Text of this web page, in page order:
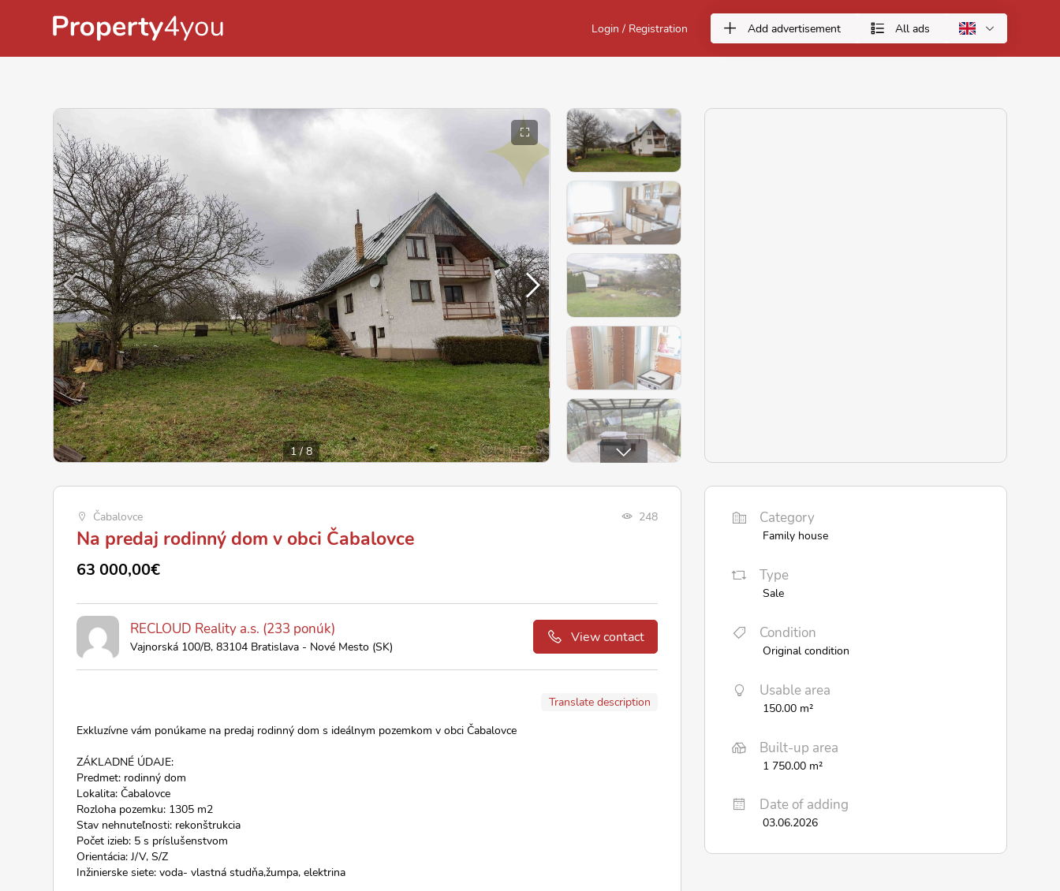
Login / Registration Add advertisement All ads
1/8
Čabalovce 248
Na predaj rodinný dom v obci Čabalovce
63 000,00€
RECLOUD Reality a.s. (233 ponúk)
Vajnorská 100/B, 83104 Bratislava - Nové Mesto (SK)
View contact
Translate description
Exkluzívne vám ponúkame na predaj rodinný dom s ideálnym pozemkom v obci Čabalovce
ZÁKLADNÉ ÚDAJE:
Predmet: rodinný dom
Lokalita: Čabalovce
Rozloha pozemku: 1305 m2
Stav nehnuteľnosti: rekonštrukcia
Počet izieb: 5 s príslušenstvom
Orientácia: J/V, S/Z
Inžinierske siete: voda- vlastná studňa,žumpa, elektrina
Category
Family house
Type
Sale
Condition
Original condition
Usable area
150.00 m²
Built-up area
1 750.00 m²
Date of adding
03.06.2026